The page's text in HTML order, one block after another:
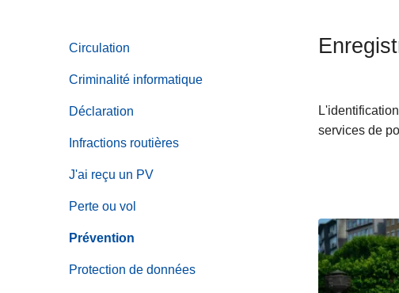
Circulation
Criminalité informatique
Déclaration
Infractions routières
J'ai reçu un PV
Perte ou vol
Prévention
Protection de données
services de